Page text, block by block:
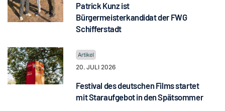
Patrick Kunz ist
Bürgermeisterkandidat der FWG
Schifferstadt
20. JULI 2026
Festival des deutschen Films startet
mit Staraufgebot in den Spätsommer